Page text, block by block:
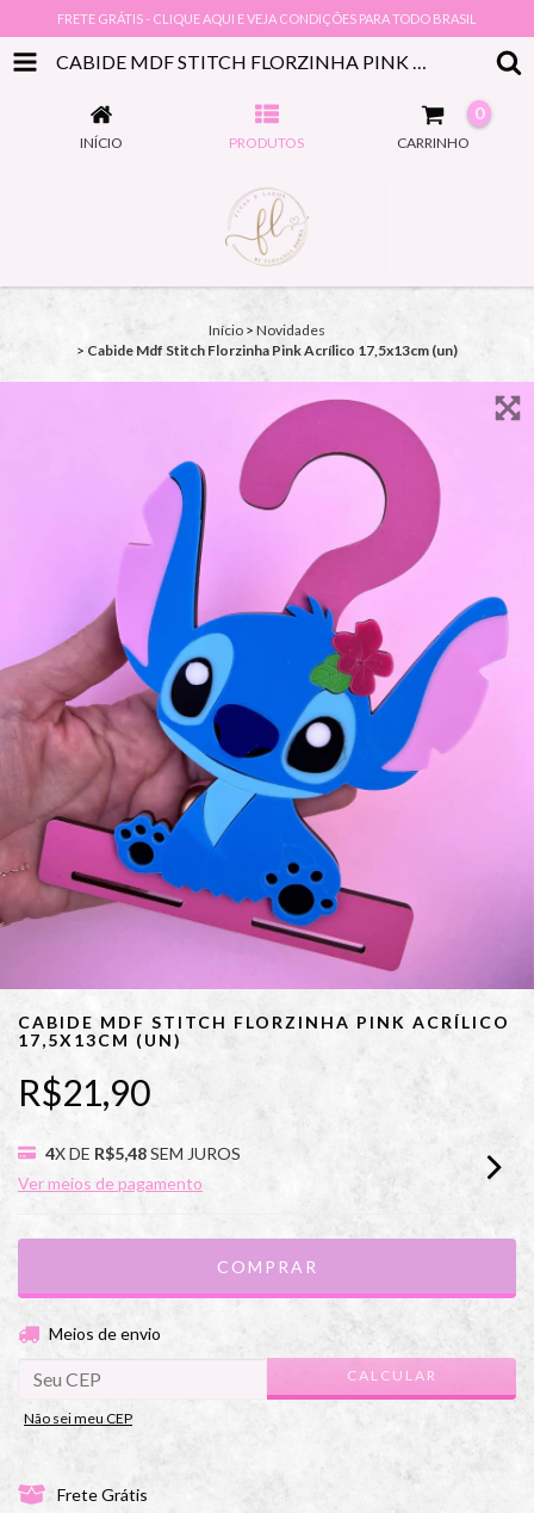
FRETE GRÁTIS - CLIQUE AQUI E VEJA CONDIÇÕES PARA TODO BRASIL
CABIDE MDF STITCH FLORZINHA PINK ACRÍLICO 17,5X13CM (UN)
INÍCIO PRODUTOS CARRINHO
0
Início > Novidades
> Cabide Mdf Stitch Florzinha Pink Acrílico 17,5x13cm (un)
CABIDE MDF STITCH FLORZINHA PINK ACRÍLICO
17,5X13CM (UN)
R$21,90
4X DE R$5,48SEM JUROS
Ver meios de pagamento
Entregas para o CEP:
Meios de envio
CALCULAR
Não sei meu CEP
Frete Grátis